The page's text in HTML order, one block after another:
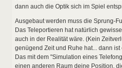
dann auch die Optik sich im Spiel
Ausgebaut werden muss die Sprung-
Das Teleportieren hat natürlich
auch in der Realität wäre. (Kein
genügend Zeit und Ruhe hat... dann
Das mit dem "Simulation eines
einen anderen Raum deine Position,